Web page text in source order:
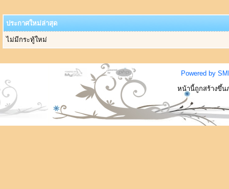
ประกาศใหม่ล่าสุด
ไม่มีกระทู้ใหม่
Powered by
หน้านี้ถูกสร้างขึ้น